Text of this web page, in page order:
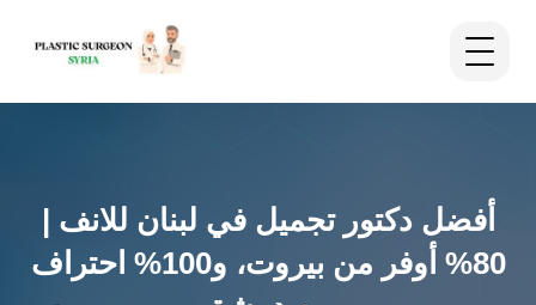
أفضل دكتور تجميل في لبنان للانف |
80% أوفر من بيروت، و100% احتراف